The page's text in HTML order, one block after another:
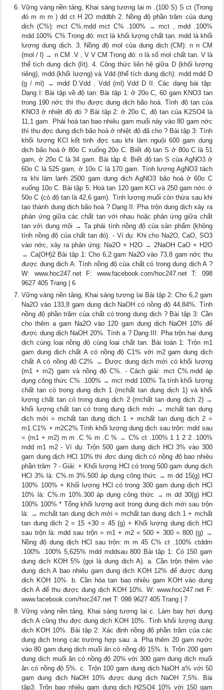
Vững vàng nền tảng, Khai sáng tương lai m .(100 S) S ct (Trong
đó m m m ) dd ct H 2O mddbh 2. Nồng độ phần trăm của dung
dịch (C%): mct C%.mdd mct C% .100% → mct , mdd .100%
mdd 100% C% Trong đó: mct là khối lượng chất tan. mdd là khối
lượng dung dịch. 3. Nồng độ mol của dung dịch (CM): n n CM
(mol / l) → n CM .V , V V CM Trong đó: n là số mol chất tan. V là
thể tích dung dịch (lít). 4. Công thức liên hệ giữa D (khối lượng
riêng), mdd (khối lượng) và Vdd (thể tích dung dịch): mdd mdd D
(g / ml) → mdd D.Vdd , Vdd (ml) Vdd D II. Các dạng bài tập:
Dạng I: Bài tập về độ tan: Bài tập 1: ở 20o C, 60 gam KNO3 tan
trong 190 nớc thì thu được dung dịch bão hoà. Tính độ tan của
KNO3 ở nhiệt độ đó ? Bài tập 2: ở 20o C, độ tan của K2SO4 là
11,1 gam. Phải hoà tan bao nhiêu gam muối này vào 80 gam nớc
thì thu đợc dung dịch bão hoà ở nhiệt độ đã cho ? Bài tập 3: Tính
khối lượng KCl kết tinh đợc sau khi làm nguội 600 gam dung
dịch bão hoà ở 80o C xuống 20o C. Biết độ tan S ở 80o C là 51
gam, ở 20o C là 34 gam. Bài tập 4: Biết độ tan S của AgNO3 ở
60o C là 525 gam, ở 10o C là 170 gam. Tính lượng AgNO3 tách
ra khi làm lạnh 2500 gam dung dịch AgNO3 bão hoà ở 60o C
xuống 10o C. Bài tập 5: Hoà tan 120 gam KCl và 250 gam nớc ở
50o C (có độ tan là 42,6 gam). Tính lượng muối còn thừa sau khi
tạo thành dung dịch bão hoà ? Dạng II: Pha trộn dung dịch xảy ra
phản ứng giữa các chất tan với nhau hoặc phản ứng giữa chất
tan với dung môi → Ta phải tính nồng độ của sản phẩm (không
tính nồng độ của chất tan đó). - Ví dụ: Khi cho Na2O, CaO, SO3
vào nớc, xảy ra phản ứng: Na2O + H2O → 2NaOH CaO + H2O
→ Ca(OH)2 Bài tập 1: Cho 6,2 gam Na2O vào 73,8 gam nớc thu
được dung dịch A. Tính nồng độ của chất có trong dung dịch A ?
W: www.hoc247.net F: www.facebook.com/hoc247.net T: 098
9627 405 Trang | 6
Vững vàng nền tảng, Khai sáng tương lai Bài tập 2: Cho 6,2 gam
Na2O vào 133,8 gam dung dịch NaOH có nồng độ 44,84%. Tính
nồng độ phần trăm của chất có trong dung dịch ? Bài tập 3: Cần
cho thêm a gam Na2O vào 120 gam dung dịch NaOH 10% để
được dung dịch NaOH 20%. Tính a ? Dạng III: Pha trộn hai dung
dịch cùng loại nồng độ cùng loại chất tan. Bài toán 1: Trộn m1
gam dung dịch chất A có nồng độ C1% với m2 gam dung dịch
chất A có nồng độ C2% → Được dung dịch mới có khối lượng
(m1 + m2) gam và nồng độ C%. - Cách giải: mct C%.mdd áp
dụng công thức C% .100% → mct mdd 100% Ta tính khối lượng
chất tan có trong dung dịch 1 (mchất tan dung dịch 1) và khối
lượng chất tan có trong dung dịch 2 (mchất tan dung dịch 2) →
khối lượng chất tan có trong dung dịch mới → mchất tan dung
dịch mới = mchất tan dung dịch 1 + mchất tan dung dịch 2 =
m1.C1% + m2C2% Tính khối lượng dung dịch sau trộn: mdd sau
= (m1 + m2) m m .C % m .C % → C% ct .100% 1 1 2 2 .100%
mdd m1 m2 - Ví dụ: Trộn 500 gam dung dịch HCl 3% vào 300
gam dung dịch HCl 10% thì đợc dung dịch có nồng độ bao nhiêu
phần trăm ? - Giải: + Khối lượng HCl có trong 500 gam dung dịch
HCl 3% là: C%.m 3%.500 áp dụng công thức → m dd 15(g) HCl
100% 100% + Khối lượng HCl có trong 300 gam dung dịch HCl
10% là: C%.m 10%.300 áp dụng công thức → m dd 30(g) HCl
100% 100% * Tổng khối lượng axit trong dung dịch mới sau trộn
là: → mchất tan dung dịch mới = mchất tan dung dịch 1 + mchất
tan dung dịch 2 = 15 +30 = 45 (g) + Khối lượng dung dịch HCl
sau trộn là: mdd sau trộn = m1 + m2 = 500 + 300 = 800 (g) →
Nồng độ dung dịch HCl sau trộn: m m 45 C% ct .100% ctddm
.100% .100% 5,625% mdd mddsau 800 Bài tập 1: Có 150 gam
dung dịch KOH 5% (gọi là dung dịch A). a. Cần trộn thêm vào
dung dịch A bao nhiêu gam dung dịch KOH 12% để được dung
dịch KOH 10%. b. Cần hòa tan bao nhiêu gam KOH vào dung
dịch A để thu được dung dịch KOH 10%. W: www.hoc247.net F:
www.facebook.com/hoc247.net T: 098 9627 405 Trang | 7
Vững vàng nền tảng, Khai sáng tương lai c. Làm bay hơi dung
dịch A cũng thu đợc dung dịch KOH 10%. Tính khối lượng dung
dịch KOH 10%. Bài tập 2: Xác định nồng độ phần trăm của các
dung dịch trong các trường hợp sau: a. Pha thêm 20 gam nước
vào 80 gam dung dịch muối ăn có nồng độ 15%. b. Trộn 200 gam
dung dịch muối ăn có nồng độ 20% với 300 gam dung dịch muối
ăn có nồng độ 5%. c. Trộn 100 gam dung dịch NaOH a% với 50
gam dung dịch NaOH 10% được dung dịch NaOH 7,5%. Bài
tập3: Trộn bao nhiêu gam dung dịch H2SO4 10% với 150 gam